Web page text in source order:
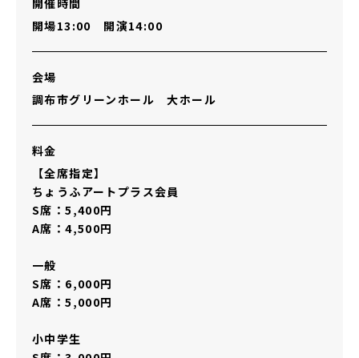
開催時間
開場13:00 開演14:00
会場
調布市グリーンホール 大ホール
料金
【全席指定】
ちょうふアートプラス会員
S席：5,400円
A席：4,500円
一般
S席：6,000円
A席：5,000円
小中学生